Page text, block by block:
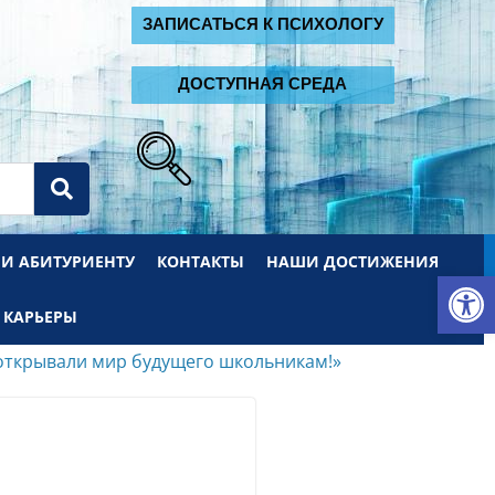
ЗАПИСАТЬСЯ К ПСИХОЛОГУ
ДОСТУПНАЯ СРЕДА
АБИТУРИЕНТУ КОНТАКТЫ НАШИ ДОСТИЖЕНИЯ
мир будущего школьникам!»